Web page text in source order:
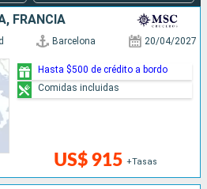
FRANCIA
Barcelona 20/04/2027
US$ 915 +Tasas
Hasta $500 de crédito a bordo
Comidas incluidas